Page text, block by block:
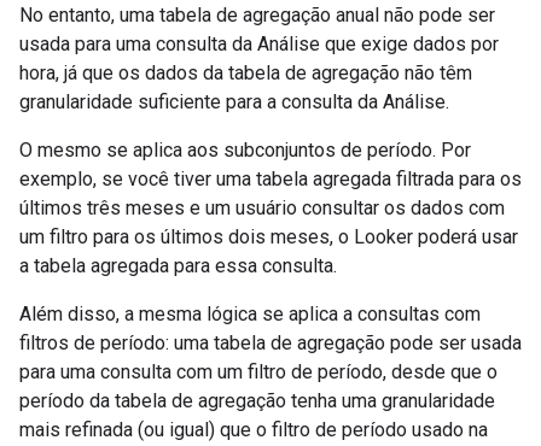
No entanto, uma tabela de agregação anual não pode ser
usada para uma consulta da Análise que exige dados por
hora, já que os dados da tabela de agregação não têm
granularidade suficiente para a consulta da Análise.
O mesmo se aplica aos subconjuntos de período. Por
exemplo, se você tiver uma tabela agregada filtrada para os
últimos três meses e um usuário consultar os dados com
um filtro para os últimos dois meses, o Looker poderá usar
a tabela agregada para essa consulta.
Além disso, a mesma lógica se aplica a consultas com
filtros de período: uma tabela de agregação pode ser usada
para uma consulta com um filtro de período, desde que o
período da tabela de agregação tenha uma granularidade
mais refinada (ou igual) que o filtro de período usado na